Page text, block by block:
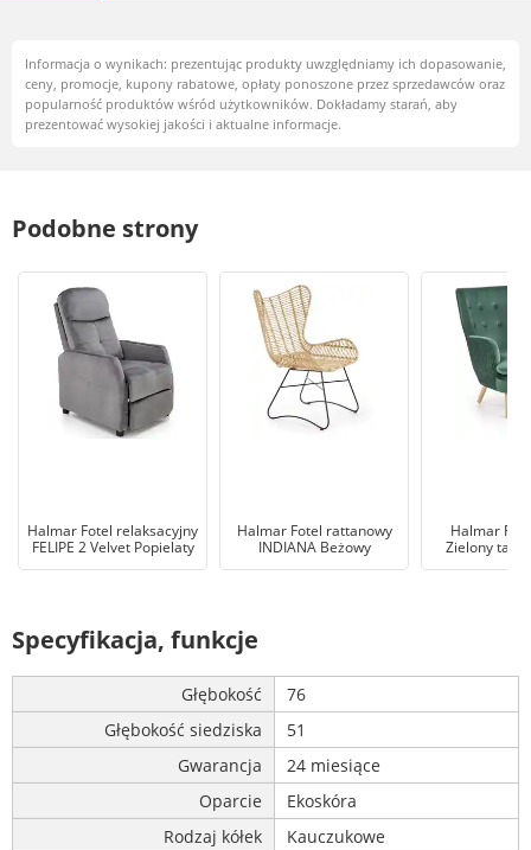
Informacja o wynikach: prezentując produkty uwzględniamy ich dopasowanie,
ceny, promocje, kupony rabatowe, opłaty ponoszone przez sprzedawców oraz
popularność produktów wśród użytkowników. Dokładamy starań, aby
prezentować wysokiej jakości i aktualne informacje.
Podobne strony
Halmar Fotel relaksacyjny
FELIPE 2 Velvet Popielaty
Halmar Fotel rattanowy
INDIANA Beżowy
Halmar
Zielony
Specyfikacja, funkcje
Głębokość
76
Głębokość siedziska
51
Gwarancja
24 miesiące
Oparcie
Ekoskóra
Rodzaj kółek
Kauczukowe